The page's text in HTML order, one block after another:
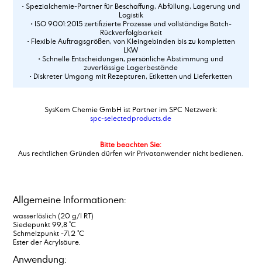
• Spezialchemie-Partner für Beschaffung, Abfüllung, Lagerung und
Logistik
• ISO 9001:2015 zertifizierte Prozesse und vollständige Batch-
Rückverfolgbarkeit
• Flexible Auftragsgrößen, von Kleingebinden bis zu kompletten
LKW
• Schnelle Entscheidungen, persönliche Abstimmung und
zuverlässige Lagerbestände
• Diskreter Umgang mit Rezepturen, Etiketten und Lieferketten
SysKem Chemie GmbH ist Partner im SPC Netzwerk:
spc-selectedproducts.de
Bitte beachten Sie:
Aus rechtlichen Gründen dürfen wir Privatanwender nicht bedienen.
Allgemeine Informationen:
wasserlöslich (20 g/l RT)
Siedepunkt 99,8 °C
Schmelzpunkt -71,2 °C
Ester der Acrylsäure.
Anwendung: